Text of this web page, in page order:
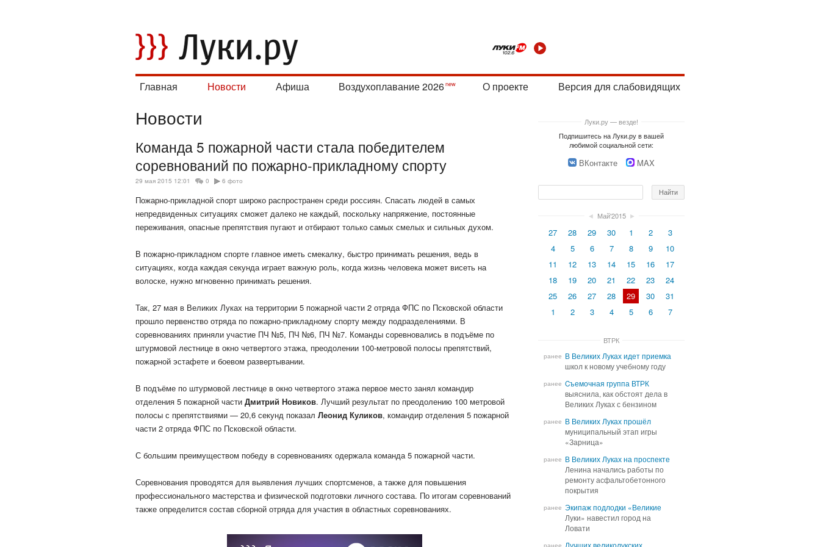
Главная Новости Афиша Воздухоплавание 2026 О проекте Версия для слабовидящих
Новости
Команда 5 пожарной части стала победителем
соревнований по пожарно-прикладному спорту
29 мая 2015 12:01 0 6 фото
Пожарно-прикладной спорт широко распространен среди россиян. Спасать людей в самых
непредвиденных ситуациях сможет далеко не каждый, поскольку напряжение, постоянные
переживания, опасные препятствия пугают и отбирают только самых смелых и сильных духом.
В пожарно-прикладном спорте главное иметь смекалку, быстро принимать решения, ведь в
ситуациях, когда каждая секунда играет важную роль, когда жизнь человека может висеть на
волоске, нужно мгновенно принимать решения.
Так, 27 мая в Великих Луках на территории 5 пожарной части 2 отряда ФПС по Псковской области
прошло первенство отряда по пожарно-прикладному спорту между подразделениями. В
соревнованиях приняли участие ПЧ №5, ПЧ №6, ПЧ №7. Команды соревновались в подъёме по
штурмовой лестнице в окно четвертого этажа, преодолении 100-метровой полосы препятствий,
пожарной эстафете и боевом развертывании.
В подъёме по штурмовой лестнице в окно четвертого этажа первое место занял командир
отделения 5 пожарной части Дмитрий Новиков. Лучший результат по преодолению 100 метровой
полосы с препятствиями — 20,6 секунд показал Леонид Куликов, командир отделения 5 пожарной
части 2 отряда ФПС по Псковской области.
С большим преимуществом победу в соревнованиях одержала команда 5 пожарной части.
Соревнования проводятся для выявления лучших спортсменов, а также для повышения
профессионального мастерства и физической подготовки личного состава. По итогам соревнований
также определится состав сборной отряда для участия в областных соревнованиях.
Луки.ру — везде!
Подпишитесь на Луки.ру в вашей
любимой социальной сети:
ВКонтакте MAX
◄ Май'2015 ►
27 28 29 30 1 2
3
4
5 6 7 8 9
10
11
12 13 14 15 16
17
18
19 20 21 22 23
24
25
26 27 28 29 30
31
1
2 3 4 5 6 7
ВТРК
ранее В Великих Луках идет приемка
школ к новому учебному году
В Великих Луках идет приемка
школ к новому учебному году
ранее Cъемочная группа ВТРК
выяснила, как обстоят дела в
Великих Луках с бензином
Cъемочная группа ВТРК
выяснила, как обстоят дела в
Великих Луках с бензином
ранее В Великих Луках прошёл
муниципальный этап игры
«Зарница»
В Великих Луках прошёл
муниципальный этап игры
«Зарница»
ранее В Великих Луках на проспекте
Ленина начались работы по
ремонту асфальтобетонного
покрытия
В Великих Луках на проспекте
Ленина начались работы по
ремонту асфальтобетонного
покрытия
ранее Экипаж подлодки «Великие
Луки» навестил город на
Ловати
Экипаж подлодки «Великие
Луки» навестил город на
Ловати
ранее Лучших великолукских
Лучших великолукских